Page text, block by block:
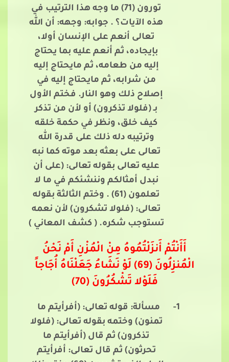
تورون (71) ما وجه هذا الترتيب في
هذه الآيات؟ . جوابه: وجهه: أن الله
تعالى أنعم على الإنسان أولا،
بإيجاده، ثم أنعم عليه بما يحتاج
إليه من طعامه، ثم مايحتاج إليه
من شرابه، ثم مايحتاج إليه في
إصلاح ذلك وهو النار. فختم الأول
بـ (فلولا تذكرون) أو لأن من تذكر
كيف خلق، ونظر في حكمة خلقه
وترتيبه دله ذلك على قدرة الله
تعالى على بعثه بعد موته كما نبه
عليه تعالى بقوله تعالى: (على أن
نبدل أمثالكم وننشئكم في ما لا
تعلمون (61) . وختم الثالثة بقوله
تعالى: (فلولا تشكرون) لأن نعمه
تستوجب شكره. ( كشف المعاني )
أَأَنْتُمْ أَنزَلْتُمُوهُ مِنْ الْمُزْنِ أَمْ نَحْنُ
الْمُنزِلُونَ (69) لَوْ نَشَاءُ جَعَلْنَاهُ أُجَاجاً
فَلَوْلا تَشْكُرُونَ (70)
1-
مسألة: قوله تعالى: (أفرأيتم ما
تمنون) وختمه بقوله تعالى: (فلولا
تذكرون) ثم قال (أفرأيتم ما
تحرثون) ثم قال تعالى: أفرأيتم